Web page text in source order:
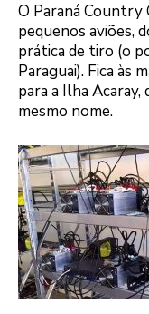
O Paraná
pequenos aviões,
prática de tiro (o
Paraguai). Fica às
para a Ilha
mesmo nome.